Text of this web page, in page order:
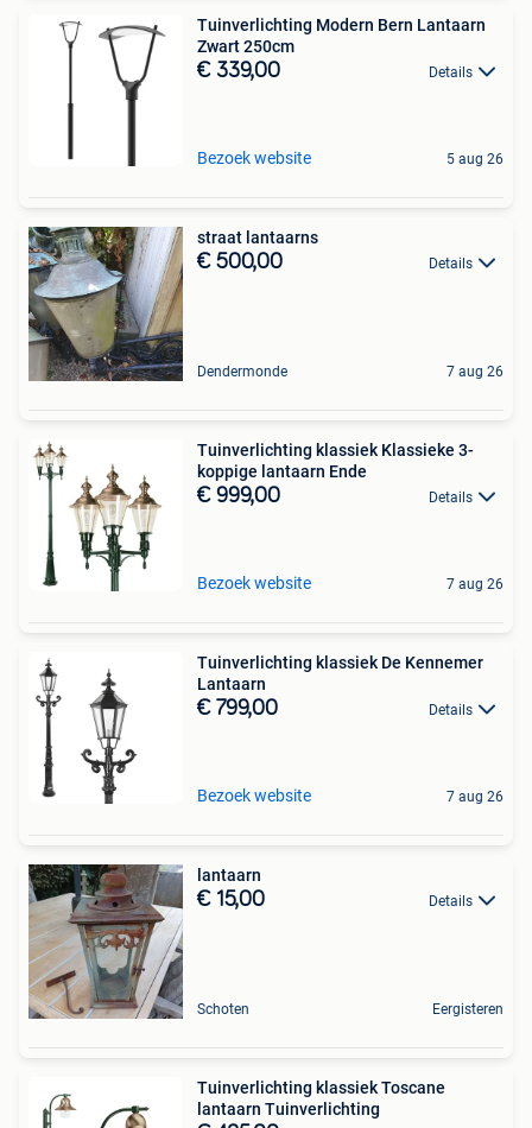
Tuinverlichting Modern Bern Lantaarn
Zwart 250cm
€ 339,00 Details
Bezoek website 5 aug 26
straat lantaarns
€ 500,00 Details
Dendermonde 7 aug 26
Tuinverlichting klassiek Klassieke 3-
koppige lantaarn Ende
€ 999,00 Details
Bezoek website 7 aug 26
Tuinverlichting klassiek De Kennemer
Lantaarn
€ 799,00 Details
Bezoek website 7 aug 26
lantaarn
€ 15,00 Details
Schoten Eergisteren
Tuinverlichting klassiek Toscane
lantaarn Tuinverlichting